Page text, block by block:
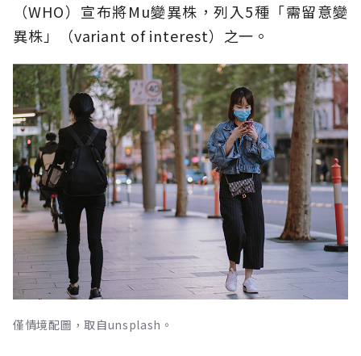
（WHO）宣布將Mu變異株，列入5種「需留意變
異株」（variant of interest）之一。
僅情境配圖，取自unsplash。